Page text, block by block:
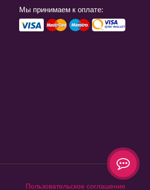
Мы принимаем к оплате:
Пользовательское соглашение